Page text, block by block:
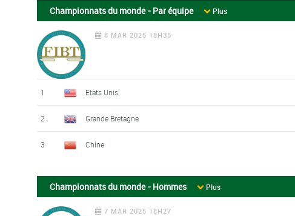
Championnats du monde - Par équipe Plus
8 MAR 2025 18H35
1 Etats Unis
2 Grande Bretagne
3 Chine
Championnats du monde - Hommes Plus
7 MAR 2025 18H27